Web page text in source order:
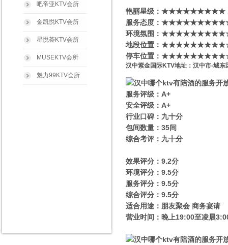
艳丽星级​‌‌：★★★★★★★★★
服务态度：★★★★★★★★★☆
环境氛围：★★★★★★★★★☆
地段位置：★★★★★★★★★☆
停车位置：★★★★★★★★★☆
汉中紫金国际KTV地址：汉中市-城
服务评级：A+
安全评级：A+
行业口碑：九十分
包间数量：35间
综合考评：九十分
效果评分：9.2分
环境评分：9.5分
服务评分：9.5分
综合评分：9.5分
适合用途：朋友聚会 商务宴请
营业时间：晚上19:00至凌晨
吧帝亚KTV会所
金凯悦KTV会所
星悦荟KTV会所
MUSEKTV会所
魅力99KTV会所